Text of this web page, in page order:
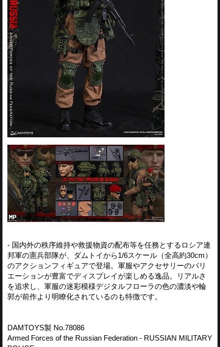
- 国内外の秩序維持や救援物資の配布等を任務とするロシア連
邦軍の憲兵部隊が、ダムトイから1/6スケール（全高約30cm）
のアクションフィギュアで登場。軍服やアクセサリーのバリ
エーションが豊富でディスプレイが楽しめる逸品。リアルさ
を追求し、軍服の迷彩模様デジタルフローラの色の濃淡や輪
郭が前作より明瞭化されているのも特徴です。
DAMTOYS製 No.78086
Armed Forces of the Russian Federation - RUSSIAN MILITARY